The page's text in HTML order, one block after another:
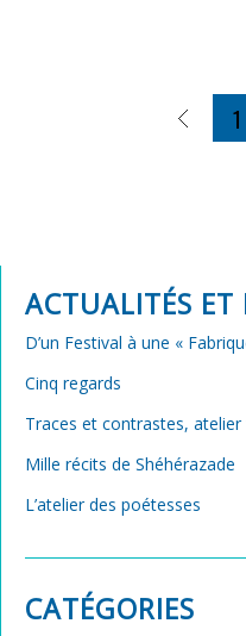
1
ACTUALITÉS ET
D’un Festival à une «
Cinq regards
Traces et contrastes, atelier
Mille récits de Shéhérazade
L’atelier des poétesses
CATÉGORIES